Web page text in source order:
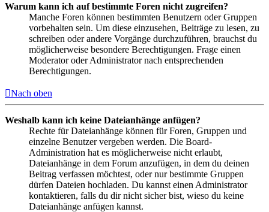
Warum kann ich auf bestimmte Foren nicht zugreifen?
Manche Foren können bestimmten Benutzern oder Gruppen
vorbehalten sein. Um diese einzusehen, Beiträge zu lesen, zu
schreiben oder andere Vorgänge durchzuführen, brauchst du
möglicherweise besondere Berechtigungen. Frage einen
Moderator oder Administrator nach entsprechenden
Berechtigungen.
Nach oben
Weshalb kann ich keine Dateianhänge anfügen?
Rechte für Dateianhänge können für Foren, Gruppen und
einzelne Benutzer vergeben werden. Die Board-
Administration hat es möglicherweise nicht erlaubt,
Dateianhänge in dem Forum anzufügen, in dem du deinen
Beitrag verfassen möchtest, oder nur bestimmte Gruppen
dürfen Dateien hochladen. Du kannst einen Administrator
kontaktieren, falls du dir nicht sicher bist, wieso du keine
Dateianhänge anfügen kannst.